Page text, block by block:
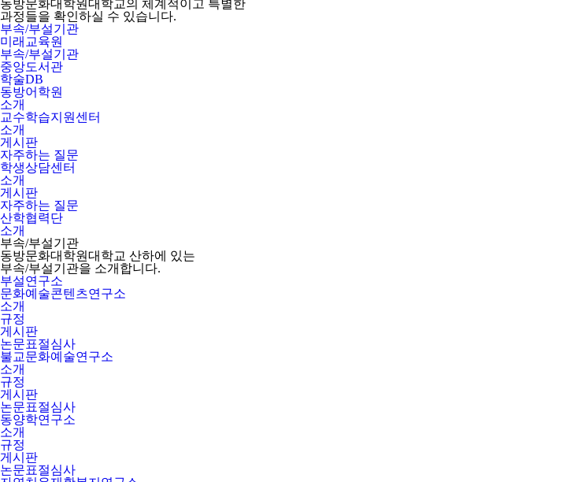
동방문화대학원대학교의 체계적이고 특별한
과정들을 확인하실 수 있습니다.
부속/부설기관
미래교육원
부속/부설기관
중앙도서관
학술DB
동방어학원
소개
교수학습지원센터
소개
게시판
자주하는 질문
학생상담센터
소개
게시판
자주하는 질문
산학협력단
소개
부속/부설기관
동방문화대학원대학교 산하에 있는
부속/부설기관을 소개합니다.
부설연구소
문화예술콘텐츠연구소
소개
규정
게시판
논문표절심사
불교문화예술연구소
소개
규정
게시판
논문표절심사
동양학연구소
소개
규정
게시판
논문표절심사